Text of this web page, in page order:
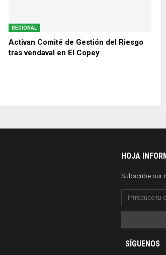
REGIONAL
Activan Comité de Gestión del Riesgo
tras vendaval en El Copey
HOJA
Subscribe our
SÍGUENOS